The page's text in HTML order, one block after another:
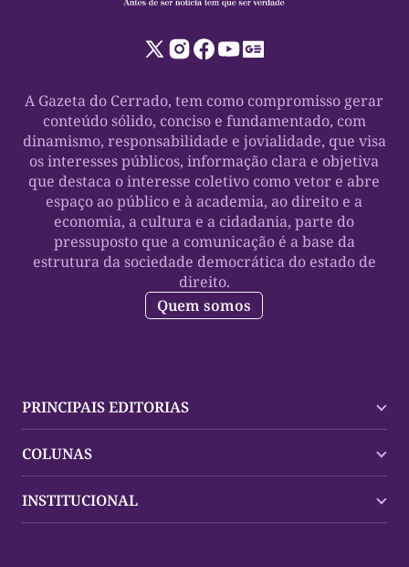
A Gazeta do Cerrado, tem como compromisso gerar
conteúdo sólido, conciso e fundamentado, com
dinamismo, responsabilidade e jovialidade, que visa
os interesses públicos, informação clara e objetiva
que destaca o interesse coletivo como vetor e abre
espaço ao público e à academia, ao direito e a
economia, a cultura e a cidadania, parte do
pressuposto que a comunicação é a base da
estrutura da sociedade democrática do estado de
direito.
Quem somos
PRINCIPAIS EDITORIAS
Palmas
Mundo
COLUNAS
Policial
INSTITUCIONAL